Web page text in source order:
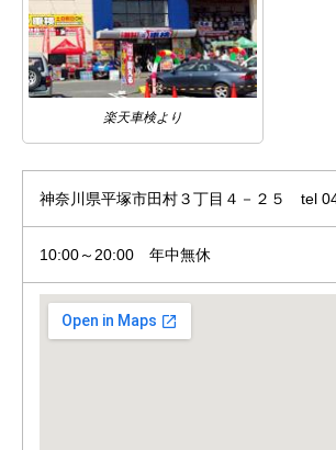
楽天車検より
神奈川県平塚市田村３丁目４－２５ tel
10:00～20:00 年中無休